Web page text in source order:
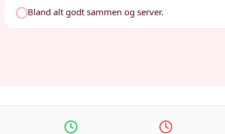
Bland alt godt sammen og server.